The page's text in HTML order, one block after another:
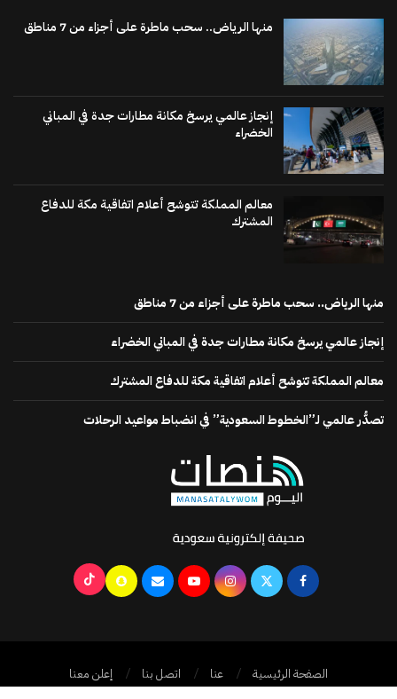
منها الرياض.. سحب ماطرة على أجزاء من 7 مناطق
إنجاز عالمي يرسخ مكانة مطارات جدة في المباني
الخضراء
معالم المملكة تتوشح أعلام اتفاقية مكة للدفاع
المشترك
منها الرياض.. سحب ماطرة على أجزاء من 7 مناطق
إنجاز عالمي يرسخ مكانة مطارات جدة في المباني الخضراء
معالم المملكة تتوشح أعلام اتفاقية مكة للدفاع المشترك
تصدُّر عالمي لـ”الخطوط السعودية” في انضباط مواعيد الرحلات
الصفحة الرئيسية عنا اتصل بنا إعلن معنا